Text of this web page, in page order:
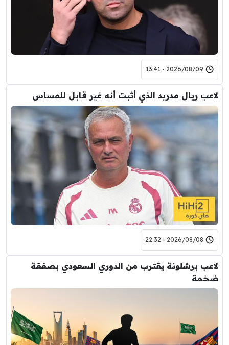
2026/08/09 - 13:41
لاعب ريال مدريد الذي أثبت أنه غير قابل للمساس
2026/08/08 - 22:32
لاعب برشلونة يقترب من الدوري السعودي بصفقة
ضخمة